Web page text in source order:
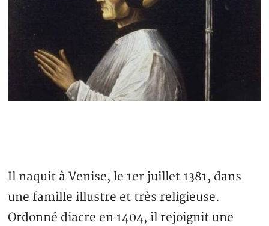
Il naquit à Venise, le 1er juillet 1381, dans
une famille illustre et très religieuse.
Ordonné diacre en 1404, il rejoignit une